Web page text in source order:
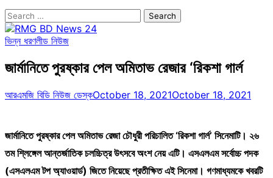
Search
for:
ভিন্ন ধরণলীড নিউজ
জার্মানিতে পুরষ্কার পেল অমিতাভ রেজার ‘রিকশা গার্ল
আরএমজি বিডি নিউজ ডেস্কOctober 18, 2021October 18, 2021
জার্মানিতে পুরষ্কার পেল অমিতাভ রেজা চৌধুরী পরিচালিত ‘রিকশা গার্ল’ সিনেমাটি। ২৬
তম শ্লিঙ্গেল আন্তর্জাতিক চলচ্চিত্র উৎসবে অংশ নেয় এটি। এসএলএম সর্বোচ্চ পদক
(এসএলএম টপ অ্যাওয়ার্ড) জিতে নিয়েছে প্রতীক্ষিত এই সিনেমা। গণমাধ্যমকে খবরটি